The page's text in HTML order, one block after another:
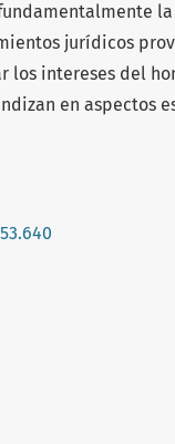
jurídicos
intereses del
en aspectos